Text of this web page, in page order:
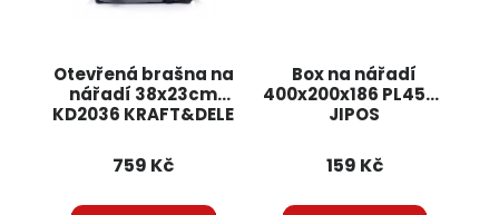
Otevřená brašna na
nářadí 38x23cm
KD2036 KRAFT&DELE
759 Kč
Box na nářadí
400x200x186 PL4572
JIPOS
159 Kč